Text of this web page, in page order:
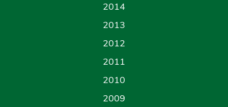
2014
2013
2012
2011
2010
2009